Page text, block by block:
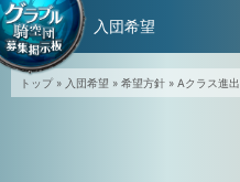
トップ» 入団希望 » 希望方針 » Aクラス進出
入団希望